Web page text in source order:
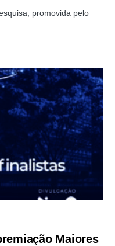
promovida pelo
Maiores